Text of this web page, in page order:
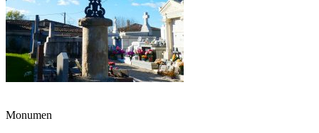
Monumen